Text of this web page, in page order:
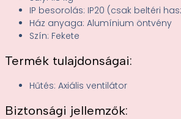
IP besorolás: IP20 (csak beltéri
Ház anyaga: Alumínium öntvény
Szín: Fekete
Termék tulajdonságai:
Hűtés: Axiális ventilátor
Biztonsági jellemzők: